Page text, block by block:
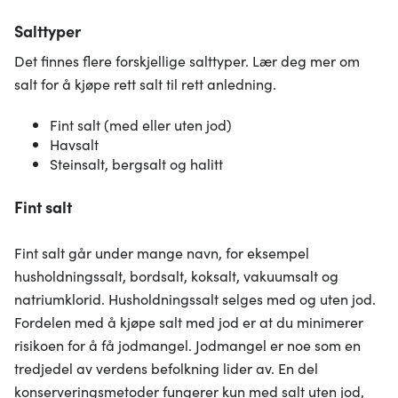
Salttyper
Det finnes flere forskjellige salttyper. Lær deg mer om
salt for å kjøpe rett salt til rett anledning.
Fint salt (med eller uten jod)
Havsalt
Steinsalt, bergsalt og halitt
Fint salt
Fint salt går under mange navn, for eksempel
husholdningssalt, bordsalt, koksalt, vakuumsalt og
natriumklorid. Husholdningssalt selges med og uten jod.
Fordelen med å kjøpe salt med jod er at du minimerer
risikoen for å få jodmangel. Jodmangel er noe som en
tredjedel av verdens befolkning lider av. En del
konserveringsmetoder fungerer kun med salt uten jod,